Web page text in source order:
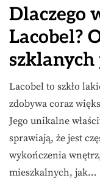
Dlaczego
Lacobel?
Lacobel to szkło
zdobywa coraz
Jego unikalne
sprawiają, że jest
wykończenia
mieszkalnych, jak…